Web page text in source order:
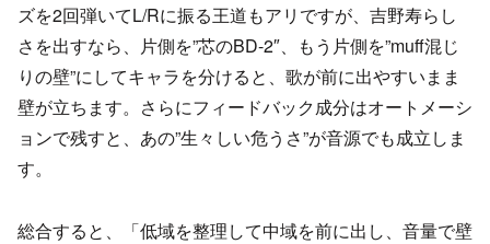
ズを2回弾いてL/Rに振る王道もアリですが、吉野寿らし
さを出すなら、片側を”芯のBD-2″、もう片側を”muff混じ
りの壁”にしてキャラを分けると、歌が前に出やすいまま
壁が立ちます。さらにフィードバック成分はオートメーシ
ョンで残すと、あの”生々しい危うさ”が音源でも成立しま
す。
総合すると、「低域を整理して中域を前に出し、音量で壁